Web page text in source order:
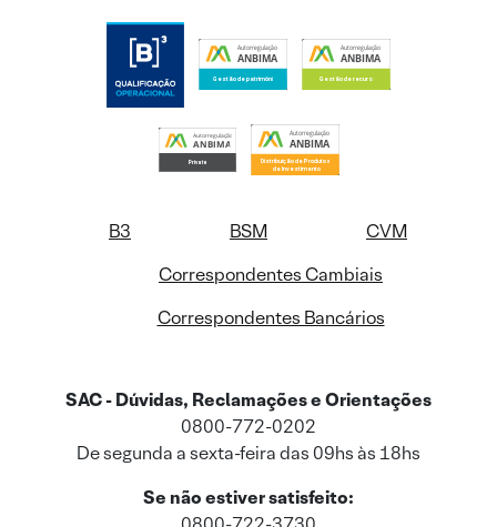
B3 BSM
CVM
Correspondentes Cambiais
Correspondentes Bancários
SAC - Dúvidas, Reclamações e Orientações
0800-772-0202
De segunda a sexta-feira das 09hs às 18hs
Se não estiver satisfeito: